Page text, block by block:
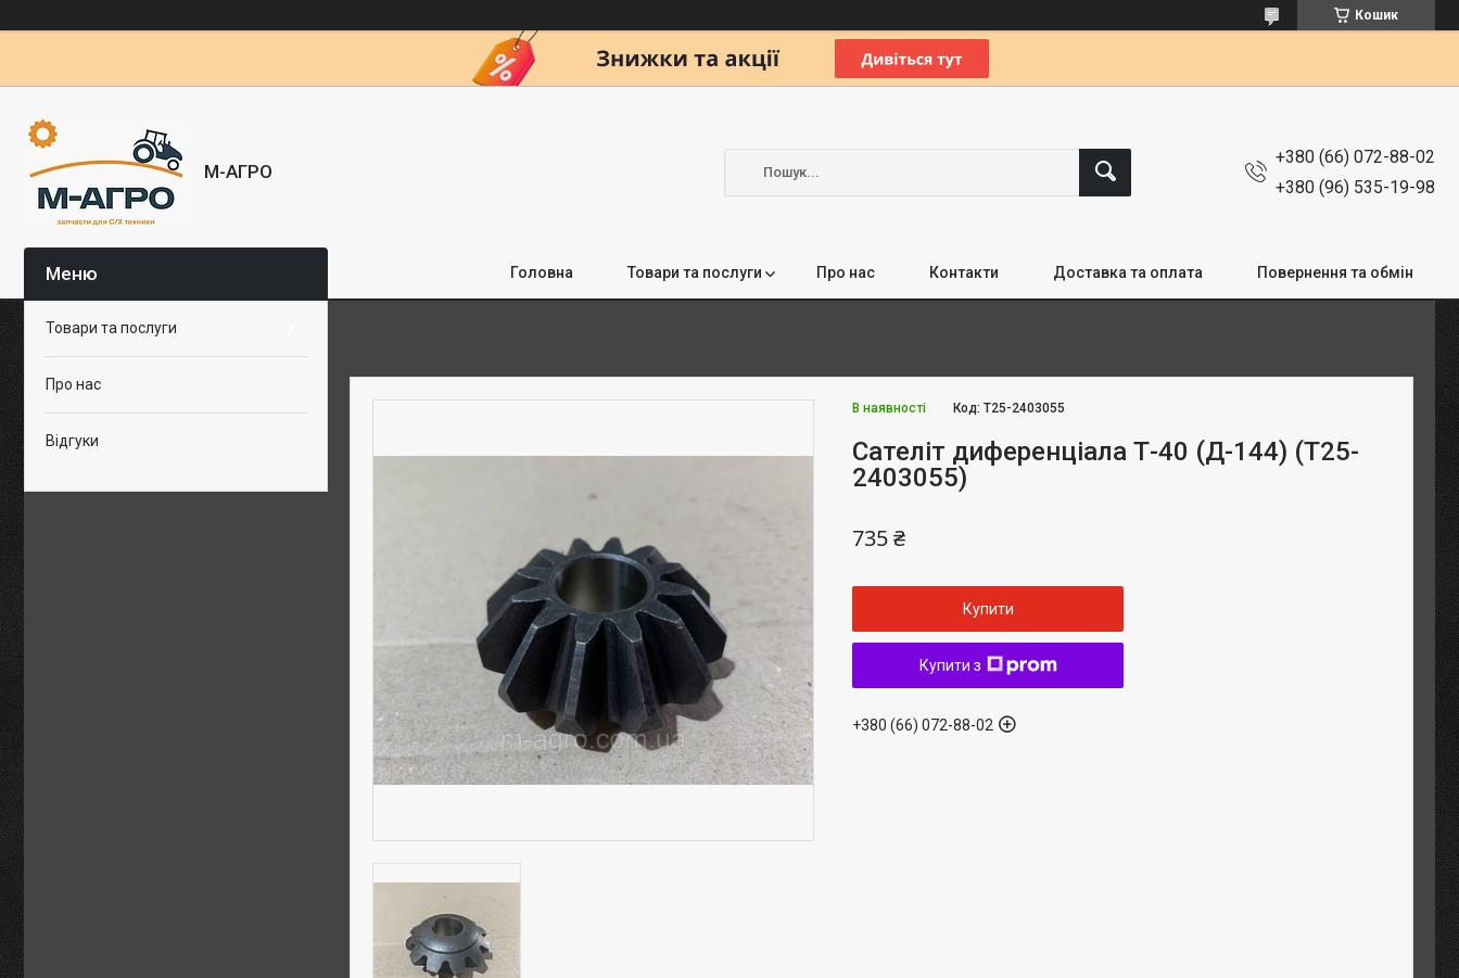
Кошик
М-АГРО
+380 (66) 072-88-02
+380 (96) 535-19-98
Головна Товари та послуги Про нас Контакти Доставка та оплата Повернення та обмін
В наявності Код:Т25-2403055
Сателіт диференціала Т-40 (Д-144) (Т25-
2403055)
735 ₴
Купити
Купити з
+380 (66) 072-88-02
Товари та послуги
Про нас
Відгуки